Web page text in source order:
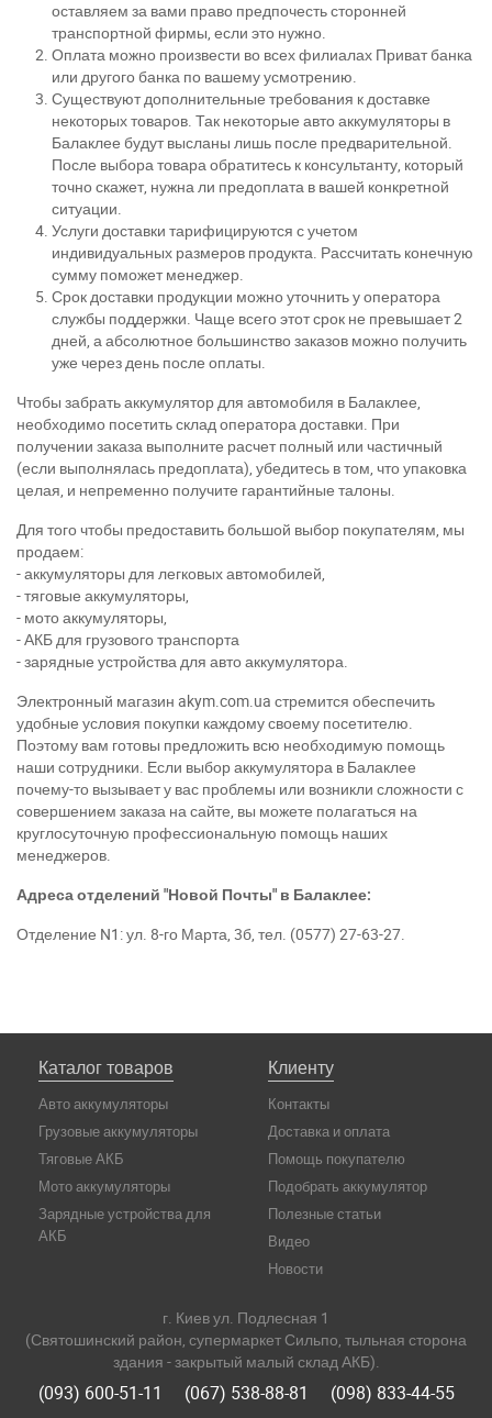
оставляем за вами право предпочесть сторонней
транспортной фирмы, если это нужно.
Оплата можно произвести во всех филиалах Приват банка
или другого банка по вашему усмотрению.
Существуют дополнительные требования к доставке
некоторых товаров. Так некоторые авто аккумуляторы в
Балаклее будут высланы лишь после предварительной.
После выбора товара обратитесь к консультанту, который
точно скажет, нужна ли предоплата в вашей конкретной
ситуации.
Услуги доставки тарифицируются с учетом
индивидуальных размеров продукта. Рассчитать конечную
сумму поможет менеджер.
Срок доставки продукции можно уточнить у оператора
службы поддержки. Чаще всего этот срок не превышает 2
дней, а абсолютное большинство заказов можно получить
уже через день после оплаты.
Чтобы забрать аккумулятор для автомобиля в Балаклее,
необходимо посетить склад оператора доставки. При
получении заказа выполните расчет полный или частичный
(если выполнялась предоплата), убедитесь в том, что упаковка
целая, и непременно получите гарантийные талоны.
Для того чтобы предоставить большой выбор покупателям, мы
продаем:
- аккумуляторы для легковых автомобилей,
- тяговые аккумуляторы,
- мото аккумуляторы,
- АКБ для грузового транспорта
- зарядные устройства для авто аккумулятора.
Электронный магазин akym.com.ua стремится обеспечить
удобные условия покупки каждому своему посетителю.
Поэтому вам готовы предложить всю необходимую помощь
наши сотрудники. Если выбор аккумулятора в Балаклее
почему-то вызывает у вас проблемы или возникли сложности с
совершением заказа на сайте, вы можете полагаться на
круглосуточную профессиональную помощь наших
менеджеров.
Адреса отделений "Новой Почты" в Балаклее:
Отделение N1: ул. 8-го Марта, 3б, тел. (0577) 27-63-27.
Каталог товаров
Авто аккумуляторы
Грузовые аккумуляторы
Тяговые АКБ
Мото аккумуляторы
Зарядные устройства для
АКБ
Клиенту
Контакты
Доставка и оплата
Помощь покупателю
Подобрать аккумулятор
Полезные статьи
Видео
Новости
г. Киев ул. Подлесная 1
(Святошинский район, супермаркет Сильпо, тыльная сторона
здания - закрытый малый склад АКБ).
(093) 600-51-11 (067) 538-88-81 (098) 833-44-55